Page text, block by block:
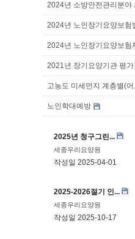
2024년 소방안전관리분야
2024년 노인장기요양보험
2024년 노인장기요양보험
2021년 장기요양기관 평
고농도 미세먼지 계층별(
노인학대예방
2025년 청구그린...
세종우리요양원
작성일 2025-04-01
2025-2026절기 인...
세종우리요양원
작성일 2025-10-17